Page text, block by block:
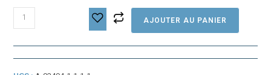
bike
enfant
AJOUTER AU PANIER